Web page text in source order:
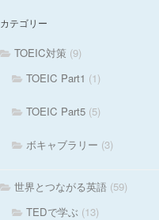
カテゴリー
TOEIC対策 (9)
TOEIC Part1 (1)
TOEIC Part5 (5)
ボキャブラリー (3)
世界とつながる英語 (59)
TEDで学ぶ (13)